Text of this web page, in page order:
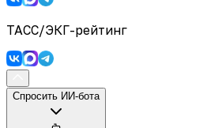
ТАСС/ЭКГ-рейтинг
Спросить ИИ-бота